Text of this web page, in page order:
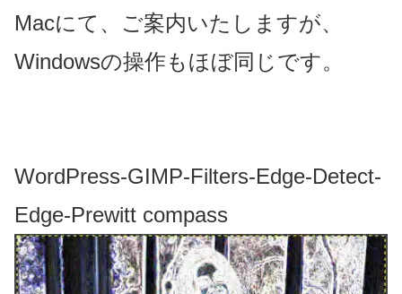
Macにて、ご案内いたしますが、
Windowsの操作もほぼ同じです。
WordPress-GIMP-Filters-Edge-Detect-
Edge-Prewitt compass